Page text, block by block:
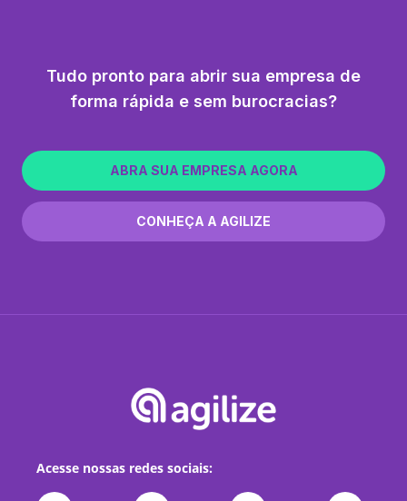
Tudo pronto para abrir sua empresa de
forma rápida e sem burocracias?
ABRA SUA EMPRESA AGORA
CONHEÇA A AGILIZE
Acesse nossas redes sociais: